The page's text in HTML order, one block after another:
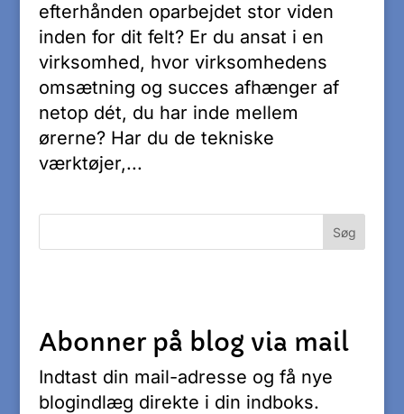
efterhånden oparbejdet stor viden
inden for dit felt? Er du ansat i en
virksomhed, hvor virksomhedens
omsætning og succes afhænger af
netop dét, du har inde mellem
ørerne? Har du de tekniske
værktøjer,...
Abonner på blog via mail
Indtast din mail-adresse og få nye
blogindlæg direkte i din indboks.